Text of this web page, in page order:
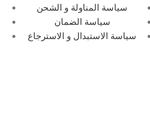
سياسة المناولة و الشحن
سياسة الضمان
سياسة الاستبدال و الاسترجاع